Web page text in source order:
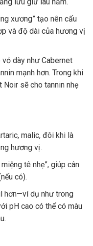
lưu giữ lâu năm.
xương” tạo nên cấu
và độ dài của hương vị
vỏ dày như Cabernet
mạnh hơn. Trong khi
sẽ cho tannin nhẹ
malic, đôi khi là
hương vị .
tê nhẹ”, giúp cân
có).
hơn—ví dụ như trong
pH cao có thể có màu